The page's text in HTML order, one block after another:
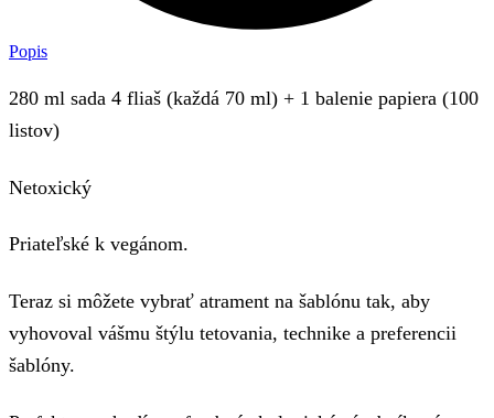
Popis
280 ml sada 4 fliaš (každá 70 ml) + 1 balenie papiera (100
listov)
Netoxický
Priateľské k vegánom.
Teraz si môžete vybrať atrament na šablónu tak, aby
vyhovoval vášmu štýlu tetovania, technike a preferencii
šablóny.